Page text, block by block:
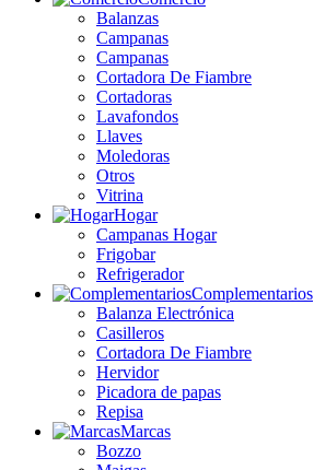
Balanzas
Campanas
Campanas
Cortadora De Fiambre
Cortadoras
Lavafondos
Llaves
Moledoras
Otros
Vitrina
Hogar
Campanas Hogar
Frigobar
Refrigerador
Complementarios
Balanza Electrónica
Casilleros
Cortadora De Fiambre
Hervidor
Picadora de papas
Repisa
Marcas
Bozzo